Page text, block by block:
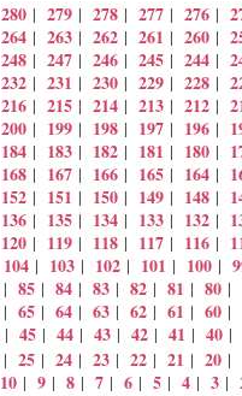
280 | 279 | 278 | 277 | 276 |
264 | 263 | 262 | 261 | 260 |
248 | 247 | 246 | 245 | 244 |
232 | 231 | 230 | 229 | 228 |
216 | 215 | 214 | 213 | 212 |
200 | 199 | 198 | 197 | 196 |
184 | 183 | 182 | 181 | 180 |
168 | 167 | 166 | 165 | 164 |
152 | 151 | 150 | 149 | 148 |
136 | 135 | 134 | 133 | 132 |
120 | 119 | 118 | 117 | 116 |
104 | 103 | 102 | 101 | 100 |
| 85 | 84 | 83 | 82 | 81 | 80 |
| 65 | 64 | 63 | 62 | 61 | 60 |
| 45 | 44 | 43 | 42 | 41 | 40 |
| 25 | 24 | 23 | 22 | 21 | 20 |
10 | 9 | 8 | 7 | 6 | 5 | 4 | 3 |